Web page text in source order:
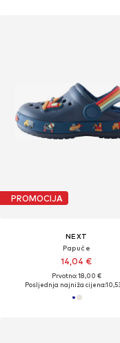
PROMOCIJA
NEXT
Papuče
14,04 €
Prvotno: 18,00 €
Posljednja najniža cijena: